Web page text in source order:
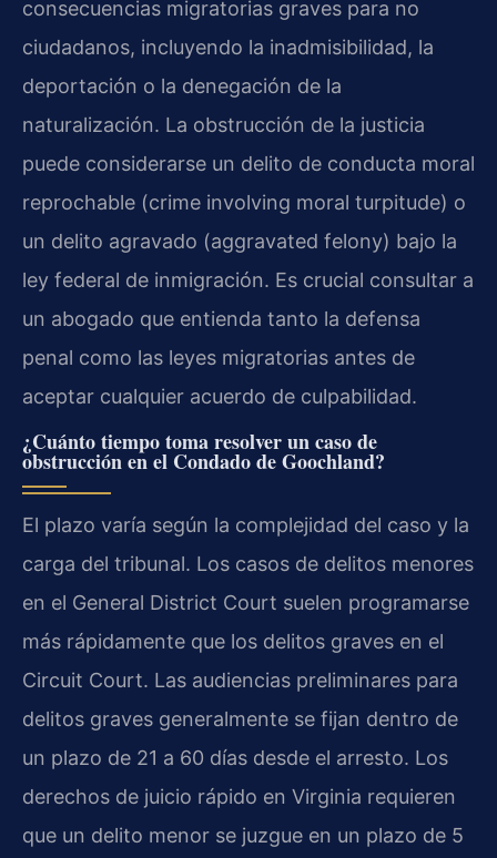
consecuencias migratorias graves para no
ciudadanos, incluyendo la inadmisibilidad, la
deportación o la denegación de la
naturalización. La obstrucción de la justicia
puede considerarse un delito de conducta moral
reprochable (crime involving moral turpitude) o
un delito agravado (aggravated felony) bajo la
ley federal de inmigración. Es crucial consultar a
un abogado que entienda tanto la defensa
penal como las leyes migratorias antes de
aceptar cualquier acuerdo de culpabilidad.
¿Cuánto tiempo toma resolver un caso de
obstrucción en el Condado de Goochland?
El plazo varía según la complejidad del caso y la
carga del tribunal. Los casos de delitos menores
en el General District Court suelen programarse
más rápidamente que los delitos graves en el
Circuit Court. Las audiencias preliminares para
delitos graves generalmente se fijan dentro de
un plazo de 21 a 60 días desde el arresto. Los
derechos de juicio rápido en Virginia requieren
que un delito menor se juzgue en un plazo de 5